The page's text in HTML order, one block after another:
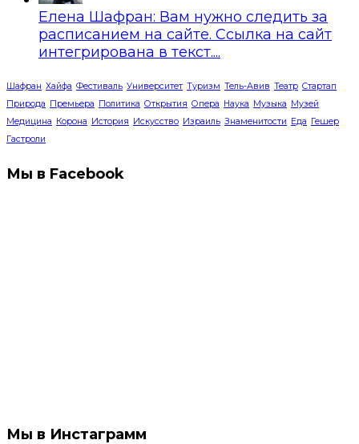
Елена Шафран: Вам нужно следить за
расписанием на сайте. Ссылка на сайт
интегрирована в текст....
Шафран Хайфа Фестиваль Университет Туризм Тель-Авив Театр Стартап
Природа Премьера Политика Открытия Опера Наука Музыка Музей
Медицина Корона История Искусство Израиль Знаменитости Еда Гешер
Гастроли
Мы в Facebook
Мы в Инстаграмм